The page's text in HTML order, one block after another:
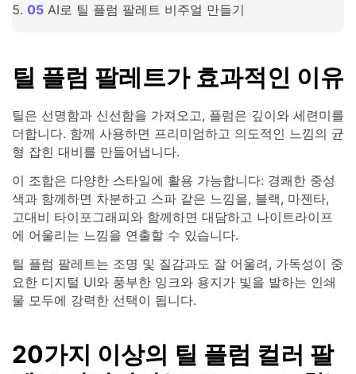
AI로 틸 플럼 팔레트 비주얼 만들기
틸 플럼 팔레트가 효과적인 이유
틸은 선명함과 신선함을 가져오고, 플럼은 깊이와 세련미를
더합니다. 함께 사용하면 프리미엄하고 의도적인 느낌의 균
형 잡힌 대비를 만들어냅니다.
이 조합은 다양한 스타일에 활용 가능합니다: 경쾌한 중성
색과 함께하면 차분하고 스파 같은 느낌을, 블랙, 마젠타,
고대비 타이포그래피와 함께하면 대담하고 나이트라이프
에 어울리는 느낌을 연출할 수 있습니다.
틸 플럼 팔레트는 조명 및 질감과도 잘 어울려, 가독성이 중
요한 디지털 UI와 풍부한 잉크와 용지가 빛을 발하는 인쇄
물 모두에 강력한 선택이 됩니다.
20가지 이상의 틸 플럼 컬러 팔